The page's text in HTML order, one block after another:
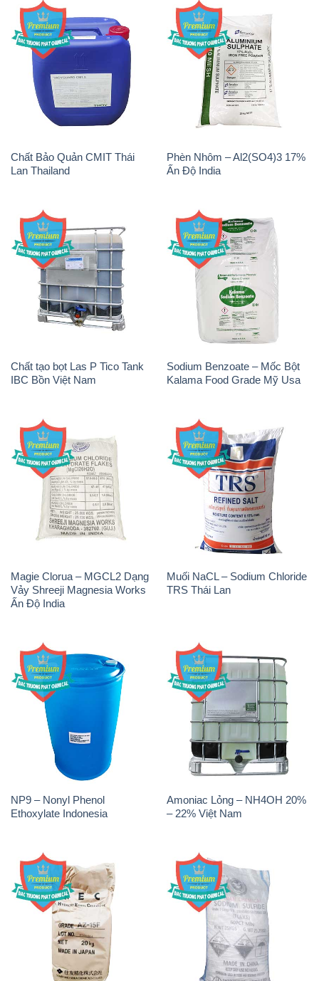
Chất Bảo Quản CMIT Thái
Lan Thailand
Phèn Nhôm – Al2(SO4)3 17%
Ấn Độ India
Chất tạo bọt Las P Tico Tank
IBC Bồn Việt Nam
Sodium Benzoate – Mốc Bột
Kalama Food Grade Mỹ Usa
Magie Clorua – MGCL2 Dạng
Vảy Shreeji Magnesia Works
Ấn Độ India
Muối NaCL – Sodium Chloride
TRS Thái Lan
NP9 – Nonyl Phenol
Ethoxylate Indonesia
Amoniac Lỏng – NH4OH 20%
– 22% Việt Nam